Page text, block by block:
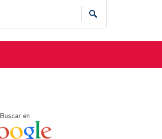
Buscar en